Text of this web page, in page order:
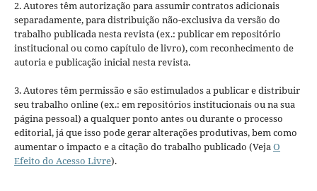
2. Autores têm autorização para assumir contratos adicionais
separadamente, para distribuição não-exclusiva da versão do
trabalho publicada nesta revista (ex.: publicar em repositório
institucional ou como capítulo de livro), com reconhecimento de
autoria e publicação inicial nesta revista.
3. Autores têm permissão e são estimulados a publicar e distribuir
seu trabalho online (ex.: em repositórios institucionais ou na sua
página pessoal) a qualquer ponto antes ou durante o processo
editorial, já que isso pode gerar alterações produtivas, bem como
aumentar o impacto e a citação do trabalho publicado (VejaO
Efeito do Acesso Livre).